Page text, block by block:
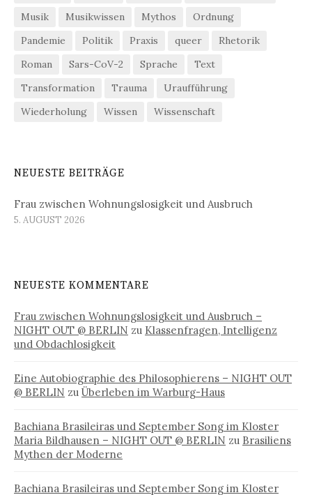
Musik
Musikwissen Mythos
Ordnung
Pandemie
Politik Praxis queer
Rhetorik
Roman
Sars-CoV-2 Sprache
Text
Transformation
Trauma
Uraufführung
Wiederholung
Wissen Wissenschaft
NEUESTE BEITRÄGE
Frau zwischen Wohnungslosigkeit und Ausbruch
5. AUGUST 2026
NEUESTE KOMMENTARE
Frau zwischen Wohnungslosigkeit und Ausbruch –
NIGHT OUT @ BERLIN zu Klassenfragen, Intelligenz
und Obdachlosigkeit
Eine Autobiographie des Philosophierens – NIGHT OUT
@ BERLIN zu Überleben im Warburg-Haus
Bachiana Brasileiras und September Song im Kloster
Maria Bildhausen – NIGHT OUT @ BERLIN zu Brasiliens
Mythen der Moderne
Bachiana Brasileiras und September Song im Kloster